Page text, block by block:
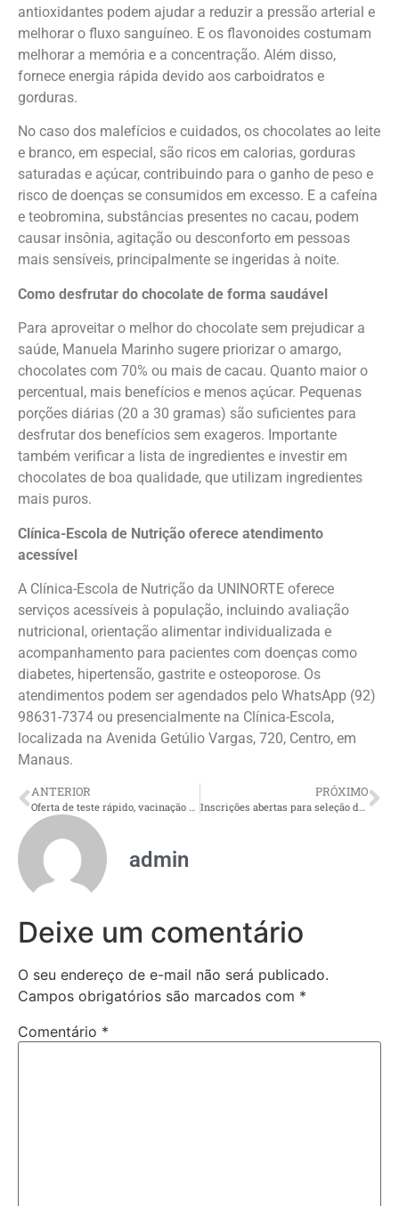
antioxidantes podem ajudar a reduzir a pressão arterial e
melhorar o fluxo sanguíneo. E os flavonoides costumam
melhorar a memória e a concentração. Além disso,
fornece energia rápida devido aos carboidratos e
gorduras.
No caso dos malefícios e cuidados, os chocolates ao leite
e branco, em especial, são ricos em calorias, gorduras
saturadas e açúcar, contribuindo para o ganho de peso e
risco de doenças se consumidos em excesso. E a cafeína
e teobromina, substâncias presentes no cacau, podem
causar insônia, agitação ou desconforto em pessoas
mais sensíveis, principalmente se ingeridas à noite.
Como desfrutar do chocolate de forma saudável
Para aproveitar o melhor do chocolate sem prejudicar a
saúde, Manuela Marinho sugere priorizar o amargo,
chocolates com 70% ou mais de cacau. Quanto maior o
percentual, mais benefícios e menos açúcar. Pequenas
porções diárias (20 a 30 gramas) são suficientes para
desfrutar dos benefícios sem exageros. Importante
também verificar a lista de ingredientes e investir em
chocolates de boa qualidade, que utilizam ingredientes
mais puros.
Clínica-Escola de Nutrição oferece atendimento
acessível
A Clínica-Escola de Nutrição da UNINORTE oferece
serviços acessíveis à população, incluindo avaliação
nutricional, orientação alimentar individualizada e
acompanhamento para pacientes com doenças como
diabetes, hipertensão, gastrite e osteoporose. Os
atendimentos podem ser agendados pelo WhatsApp (92)
98631-7374 ou presencialmente na Clínica-Escola,
localizada na Avenida Getúlio Vargas, 720, Centro, em
Manaus.
ANTERIOR
Oferta de teste rápido, vacinação e preservativos é intensificada pela Prefeitura de Manaus em campanha contra Hepatites Virais
PRÓXIMO
Inscrições abertas para seleção de orientadores educacionais do Programa Pronatec Empreender
admin
Deixe um comentário
O seu endereço de e-mail não será publicado.
Campos obrigatórios são marcados com *
Comentário *